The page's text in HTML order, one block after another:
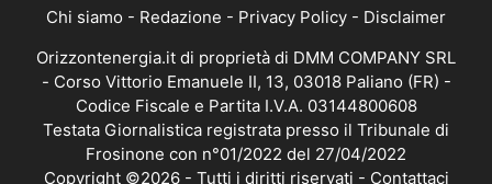
Chi siamo - Redazione - Privacy Policy - Disclaimer
Orizzontenergia.it di proprietà di DMM COMPANY SRL
- Corso Vittorio Emanuele II, 13, 03018 Paliano (FR) -
Codice Fiscale e Partita I.V.A. 03144800608
Testata Giornalistica registrata presso il Tribunale di
Frosinone con n°01/2022 del 27/04/2022
Copyright ©2026 - Tutti i diritti riservati - Contattaci